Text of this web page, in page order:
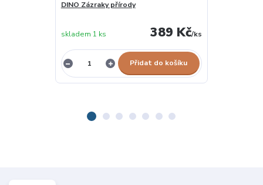
DINO Zázraky přírody
389 Kč/ks
skladem 1 ks
Přidat do košíku